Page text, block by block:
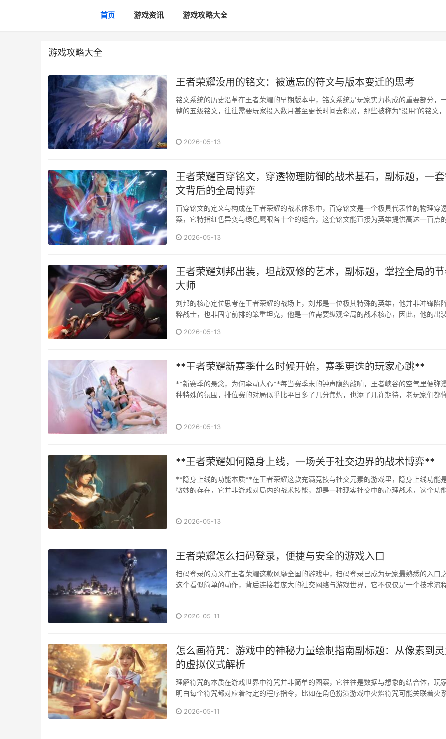
首页 游戏资讯 游戏攻略大全
游戏攻略大全
王者荣耀没用的铭文：被遗忘的符文与版本变迁的思考
铭文系统的历史沿革在王者荣耀的早期版本中，铭文系统是玩家实力构成的重要部分，
整的五级铭文，往往需要玩家投入数月甚至更长时间去积累，那些被称为“没用”的铭文，
求更具爆发性的“心眼”或“梦魇”，···
2026-05-13
王者荣耀百穿铭文，穿透物理防御的战术基石，副标题，一
文背后的全局博弈
百穿铭文的定义与构成在王者荣耀的战术体系中，百穿铭文是一个极具代表性的物理穿
案，它特指红色异变与绿色鹰眼各十个的组合，这套铭文能直接为英雄提供高达一百点
速度或移速，这套铭文的核心价值在于其提供的巨额固定物理穿透，使其成为众多物理输
2026-05-13
王者荣耀刘邦出装，坦战双修的艺术，副标题，掌控全局的
大师
刘邦的核心定位思考在王者荣耀的战场上，刘邦是一位极其特殊的英雄，他并非冲锋陷
粹战士，也非固守前排的笨重坦克，他是一位需要纵观全局的战术核心，因此，他的出
态，并能在关键时刻降临战场，扭转战局···
2026-05-13
**王者荣耀新赛季什么时候开始，赛季更迭的玩家心跳**
**新赛季的悬念，为何牵动人心**每当赛季末的钟声隐约敲响，王者峡谷的空气里便弥
种特殊的氛围，排位赛的对局似乎比平日多了几分焦灼，也添了几许期待，老玩家们都
2026-05-13
**王者荣耀如何隐身上线，一场关于社交边界的战术博弈**
**隐身上线的功能本质**在王者荣耀这款充满竞技与社交元素的游戏里，隐身上线功能
微妙的存在，它并非游戏对局内的战术技能，却是一种现实社交中的心理战术，这个功
多元···
2026-05-13
王者荣耀怎么扫码登录，便捷与安全的游戏入口
扫码登录的意义在王者荣耀这款风靡全国的游戏中，扫码登录已成为玩家最熟悉的入口之
这个看似简单的动作，背后连接着庞大的社交网络与游戏世界，它不仅仅是一个技术流
2026-05-11
怎么画符咒：游戏中的神秘力量绘制指南副标题：从像素到灵
的虚拟仪式解析
理解符咒的本质在游戏世界中符咒并非简单的图案，它往往是数据与想象的结合体，玩
明白每个符咒都对应着特定的程序指令，比如在角色扮演游戏中火焰符咒可能关联着火
手册或社区攻略，掌握符咒背后的运行逻辑。准备绘制的工具不同的游戏平台需要不同的
2026-05-11